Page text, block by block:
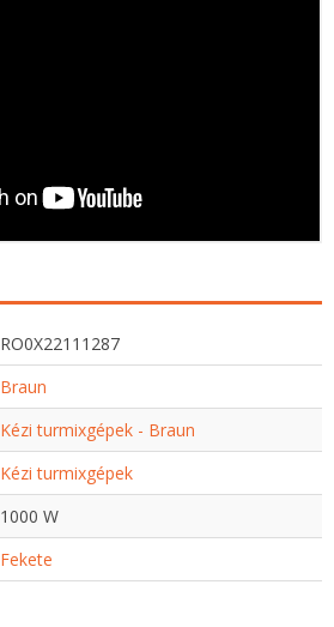
RO0X22111287
Braun
Kézi turmixgépek - Braun
Kézi turmixgépek
1000 W
Fekete